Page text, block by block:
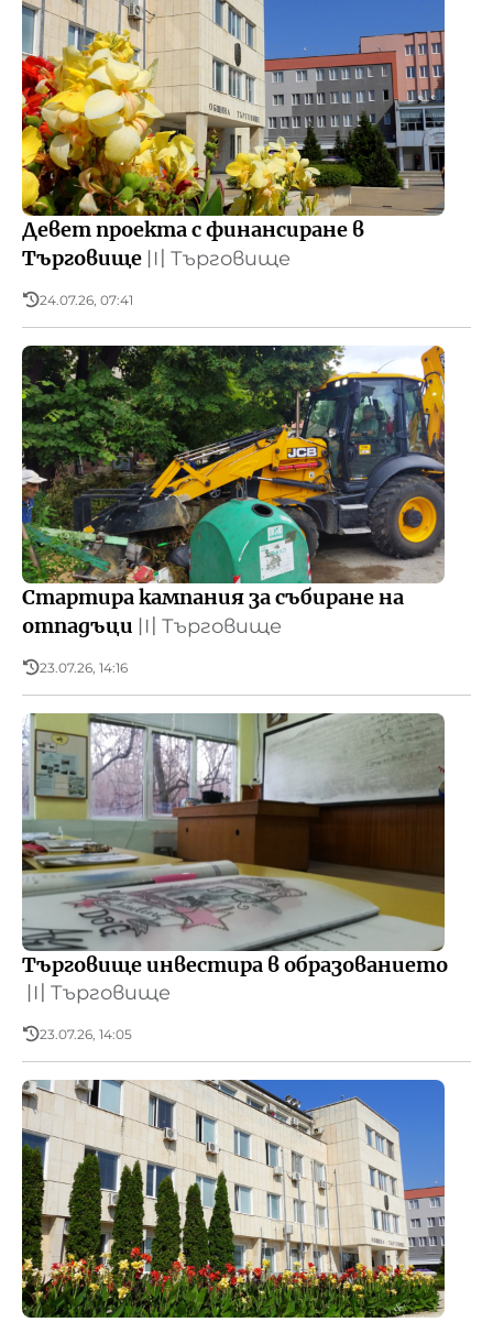
Девет проекта с финансиране в
Търговище 〣 Търговище
24.07.26, 07:41
Стартира кампания за събиране на
отпадъци 〣 Търговище
23.07.26, 14:16
Търговище инвестира в образованието
〣 Търговище
23.07.26, 14:05